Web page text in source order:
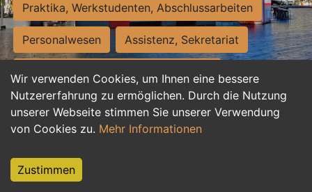
Wir verwenden Cookies, um Ihnen eine bessere
Nutzererfahrung zu ermöglichen. Durch die Nutzung
unserer Webseite stimmen Sie unserer Verwendung
von Cookies zu. Mehr Informationen
Zustimmen
Praktika, Werkstudenten, Abschlussarbeiten
Personalwesen Assistenz, Sekretariat
Hilfskräfte, Aushilfs- und Nebenjobs
Einkauf, Logistik, Materialwirtschaft
Weiterbildung, Studium, duale Ausbildung
Tourismus